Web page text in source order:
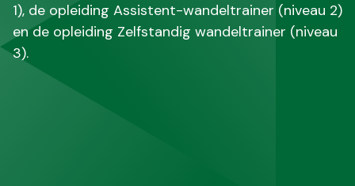
1), de opleiding Assistent-wandeltrainer (niveau 2)
en de opleiding Zelfstandig wandeltrainer (niveau
3).